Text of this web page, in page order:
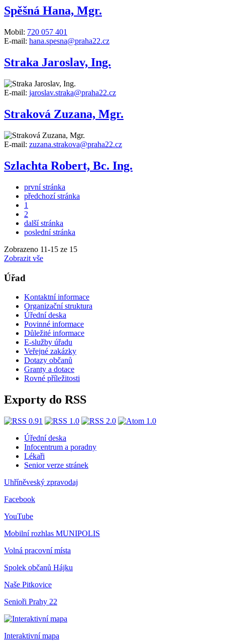
Spěšná Hana, Mgr.
Mobil: 720 057 401
E-mail: hana.spesna@praha22.cz
Straka Jaroslav, Ing.
E-mail: jaroslav.straka@praha22.cz
Straková Zuzana, Mgr.
E-mail: zuzana.strakova@praha22.cz
Szlachta Robert, Bc. Ing.
první stránka
předchozí stránka
1
2
další stránka
poslední stránka
Zobrazeno 11-15 ze 15
Zobrazit vše
Úřad
Kontaktní informace
Organizační struktura
Úřední deska
Povinné informace
Důležité informace
E-služby úřadu
Veřejné zakázky
Dotazy občanů
Granty a dotace
Rovné příležitosti
Exporty do RSS
Úřední deska
Infocentrum a poradny
Lékaři
Senior verze stránek
Uhříněveský zpravodaj
Facebook
YouTube
Mobilní rozhlas MUNIPOLIS
Volná pracovní místa
Spolek občanů Hájku
Naše Pitkovice
Senioři Prahy 22
Interaktivní mapa